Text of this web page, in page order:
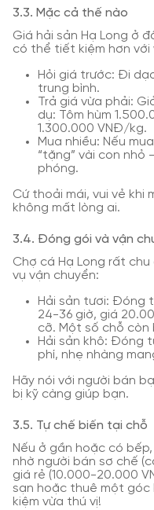
3.3. Mặc cả thế nào
Giá hải sản Hạ Long ở
có thể tiết kiệm hơn với
Hỏi giá trước: Đi
trung bình.
Trả giá vừa phải:
dụ: Tôm hùm
1.300.000 VNĐ/kg.
Mua nhiều: Nếu
“tặng” vài con nhỏ
phóng.
Cứ thoải mái, vui vẻ khi
không mất lòng ai.
3.4. Đóng gói và vận
Chợ cá Hạ Long rất
vụ vận chuyển:
Hải sản tươi: Đóng
24-36 giờ, giá
cỡ. Một số chỗ còn
Hải sản khô: Đóng
phí, nhẹ nhàng
Hãy nói với người bán
bị kỹ càng giúp bạn.
3.5. Tự chế biến tại chỗ
Nếu ở gần hoặc có
nhờ người bán sơ chế
giá rẻ (10.000-20.000
sạn hoặc thuê một
kiệm vừa thú vị!